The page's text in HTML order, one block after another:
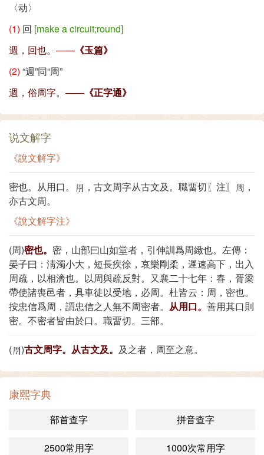
〈动〉
(1) 回 [make a circuit;round]
週，回也。—— 《玉篇》
(2) “週”同“周”
週，俗周字。—— 《正字通》
说文解字
《說文解字》
密也。从用口。 ，古文周字从古文及。職畱切〖注〗
，
亦古文周。
《說文解字注》
(周)密也。 密，山部曰山如堂者，引伸訓爲周緻也。左傳：
晏子曰：淸濁小大，短長疾徐，哀樂剛柔，遟速高下，出入
周疏，以相濟也。以周與疏反對。又襄二十七年：春，胥梁
帶使諸喪邑者，具車徒以受地，必周。杜皆云：周，密也。
按忠信爲周，謂忠信之人無不周密者。 从用口。 善用其口則
密。不密者皆由於口。職畱切。三部。
( )古文周字。从古文及。 及之者，周至之意。
康熙字典
部首查字 拼音查字
2500常用字 1000次常用字